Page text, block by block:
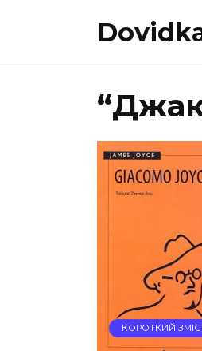
КОРОТКИЙ